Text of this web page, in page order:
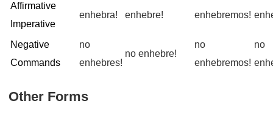
Affirmative
Imperative
enhebra! enhebre! enhebremos!
Negative
Commands
no
enhebres!
no enhebre!
no
enhebremos!
no
Other Forms